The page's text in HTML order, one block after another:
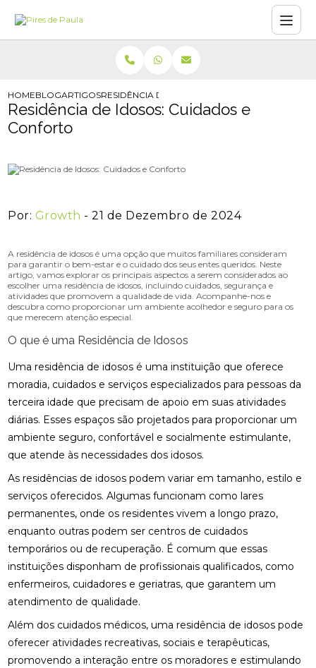
HOMEBLOGARTIGOSRESIDÊNCIA DE IDOSOS: CUIDADOS E
Residência de Idosos: Cuidados e
Conforto
Por: Growth - 21 de Dezembro de 2024
A residência de idosos é uma opção que muitos familiares consideram
para garantir o bem-estar e o cuidado dos seus entes queridos. Neste
artigo, vamos explorar os principais aspectos a serem considerados ao
escolher uma residência de idosos, incluindo cuidados, segurança e
atividades que promovem a qualidade de vida. Acompanhe-nos e
descubra como proporcionar um ambiente acolhedor e seguro para os
que merecem atenção especial.
O que é uma Residência de Idosos
Uma residência de idosos é uma instituição que oferece
moradia, cuidados e serviços especializados para pessoas da
terceira idade que precisam de apoio em suas atividades
diárias. Esses espaços são projetados para proporcionar um
ambiente seguro, confortável e socialmente estimulante,
que atende às necessidades dos idosos.
As residências de idosos podem variar em tamanho, estilo e
serviços oferecidos. Algumas funcionam como lares
permanentes, onde os residentes vivem a longo prazo,
enquanto outras podem ser centros de cuidados
temporários ou de recuperação. É comum que essas
instituições disponham de profissionais qualificados, como
enfermeiros, cuidadores e geriatras, que garantem um
atendimento de qualidade.
Além dos cuidados médicos, uma residência de idosos pode
oferecer atividades recreativas, sociais e terapêuticas,
promovendo a interação entre os moradores e estimulando